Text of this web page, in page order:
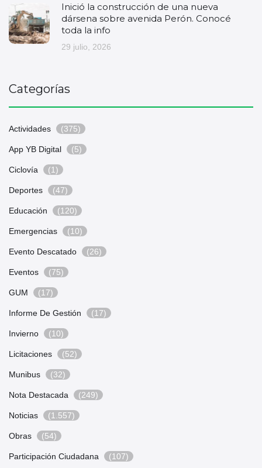
Inició la construcción de una nueva
dársena sobre avenida Perón. Conocé
toda la info
29 julio, 2026
Categorías
Actividades (375)
App YB Digital (5)
Ciclovía (1)
Deportes (47)
Educación (120)
Emergencias (10)
Evento Descatado (26)
Eventos (75)
GUM (17)
Informe De Gestión (17)
Invierno (10)
Licitaciones (52)
Munibus (32)
Nota Destacada (249)
Noticias (1.557)
Obras (54)
Participación Ciudadana (107)